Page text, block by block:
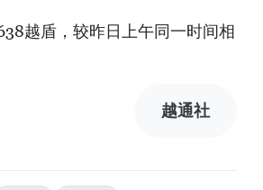
越盾，较昨日上午同一时间相
越通社